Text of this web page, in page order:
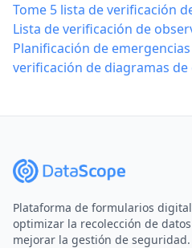
Tome 5 lista de verificación
Lista de verificación de
Planificación de
verificación de diagramas de
Plataforma de formularios
optimizar la recolección de
mejorar la gestión de seguridad.